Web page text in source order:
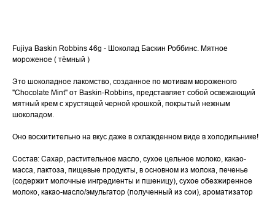
Fujiya Baskin Robbins 46g - Шоколад Баскин Роббинс. Мятное
мороженое ( тёмный )
Это шоколадное лакомство, созданное по мотивам мороженого
"Chocolate Mint" от Baskin-Robbins, представляет собой освежающий
мятный крем с хрустящей черной крошкой, покрытый нежным
шоколадом.
Оно восхитительно на вкус даже в охлажденном виде в холодильнике!
Состав: Сахар, растительное масло, сухое цельное молоко, какао-
масса, лактоза, пищевые продукты, в основном из молока, печенье
(содержит молочные ингредиенты и пшеницу), сухое обезжиренное
молоко, какао-масло/эмульгатор (полученный из сои), ароматизатор